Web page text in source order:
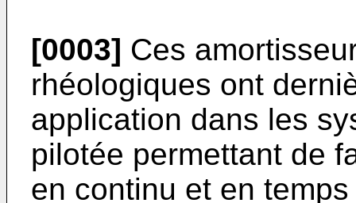
[0003] Ces
rhéologiques ont
application dans les
pilotée permettant de
en continu et en